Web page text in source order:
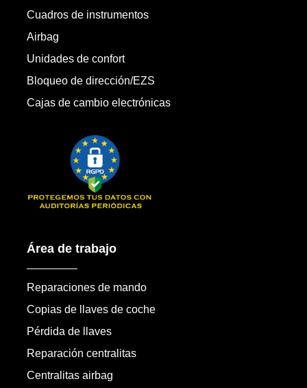
Cuadros de instrumentos
Airbag
Unidades de confort
Bloqueo de dirección/EZS
Cajas de cambio electrónicas
Área de trabajo
Reparaciones de mando
Copias de llaves de coche
Pérdida de llaves
Reparación centralitas
Centralitas airbag